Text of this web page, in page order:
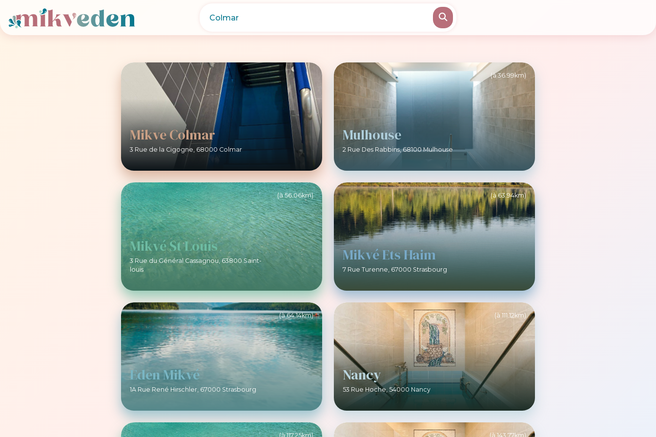
Mikve Colmar
3 Rue de la Cigogne, 68000 Colmar
(à 36.99km)
Mulhouse
2 Rue Des Rabbins, 68100 Mulhouse
(à 56.06km)
Mikvé St Louis
3 Rue du Général Cassagnou, 63800 Saint-
louis
(à 63.94km)
Mikvé Ets Haim
7 Rue Turenne, 67000 Strasbourg
(à 64.14km)
Eden Mikvé
1A Rue René Hirschler, 67000 Strasbourg
(à 111.12km)
Nancy
53 Rue Hoche, 54000 Nancy
(à 117.25km) (à 143.77km)